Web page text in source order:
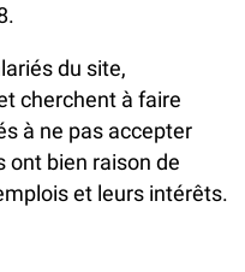
du site,
cherchent à faire
à ne pas accepter
ont bien raison de
et leurs intérêts.